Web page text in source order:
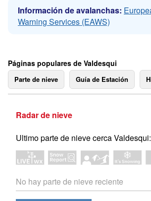
Información de avalanchas:
Warning Services (EAWS)
Páginas populares de Valdesqui
Parte de nieve Guía de Estación
Radar de nieve
Ultimo parte de nieve cerca Valdesqui:
No hay parte de nieve reciente